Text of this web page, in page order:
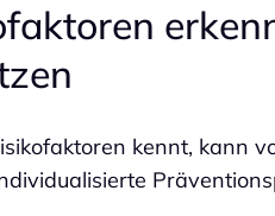
kennt, kann